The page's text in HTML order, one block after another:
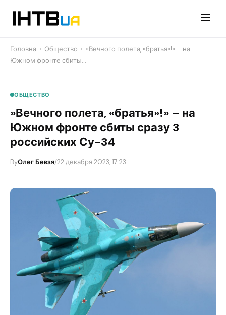
Головна › Общество › ​»Вечного полета, «братья»!» – на
Южном фронте сбиты…
ОБЩЕСТВО
​»Вечного полета, «братья»!» – на
Южном фронте сбиты сразу 3
российских Су-34
ByОлег Бевзя/22 декабря 2023, 17:23